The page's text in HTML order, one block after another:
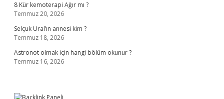
8 Kür kemoterapi Ağır mı ?
Temmuz 20, 2026
Selçuk Ural’ın annesi kim ?
Temmuz 18, 2026
Astronot olmak için hangi bölüm okunur ?
Temmuz 16, 2026